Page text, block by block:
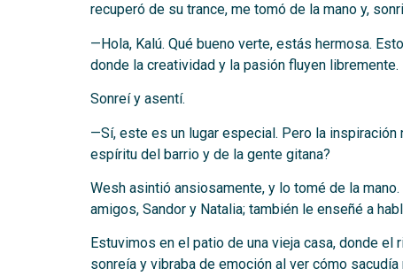
recuperó de su trance, me tomó de la mano y,
—Hola, Kalú. Qué bueno verte, estás hermosa.
donde la creatividad y la pasión fluyen libremente.
Sonreí y asentí.
—Sí, este es un lugar especial. Pero la
espíritu del barrio y de la gente gitana?
Wesh asintió ansiosamente, y lo tomé de la
amigos, Sandor y Natalia; también le enseñé a
Estuvimos en el patio de una vieja casa, donde
sonreía y vibraba de emoción al ver cómo